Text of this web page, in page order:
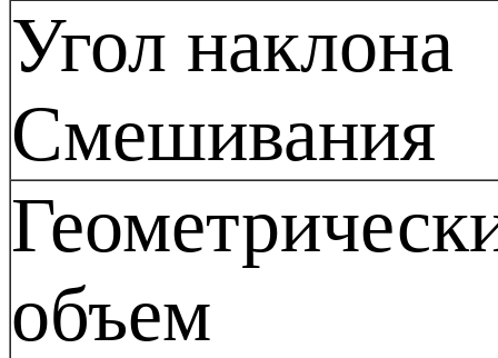
Угол наклона
Смешивания
объем